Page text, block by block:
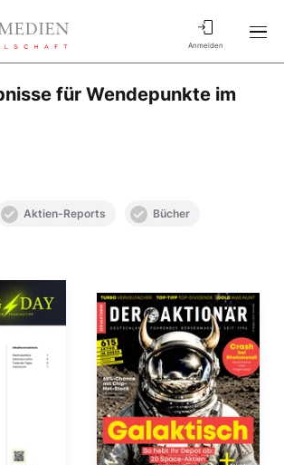
Anmelden
für Wendepunkte im
Aktien-Reports Bücher